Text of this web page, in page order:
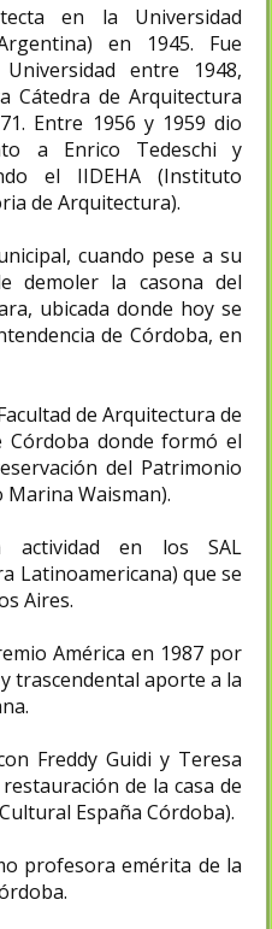
en la Universidad
en 1945. Fue
entre 1948,
Cátedra de Arquitectura
Entre 1956 y 1959 dio
a Enrico Tedeschi y
el IIDEHA (Instituto
de Arquitectura).
cuando pese a su
demoler la casona del
ubicada donde hoy se
de Córdoba, en
de Arquitectura de
Córdoba donde formó el
del Patrimonio
Waisman).
actividad en los SAL
Latinoamericana) que se
Aires.
América en 1987 por
trascendental aporte a la
Freddy Guidi y Teresa
de la casa de
España Córdoba).
profesora emérita de la